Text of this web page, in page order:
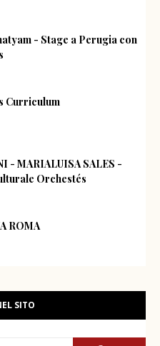
- Stage a Perugia con
Curriculum
- MARIALUISA SALES -
Orchestés
ROMA
SITO